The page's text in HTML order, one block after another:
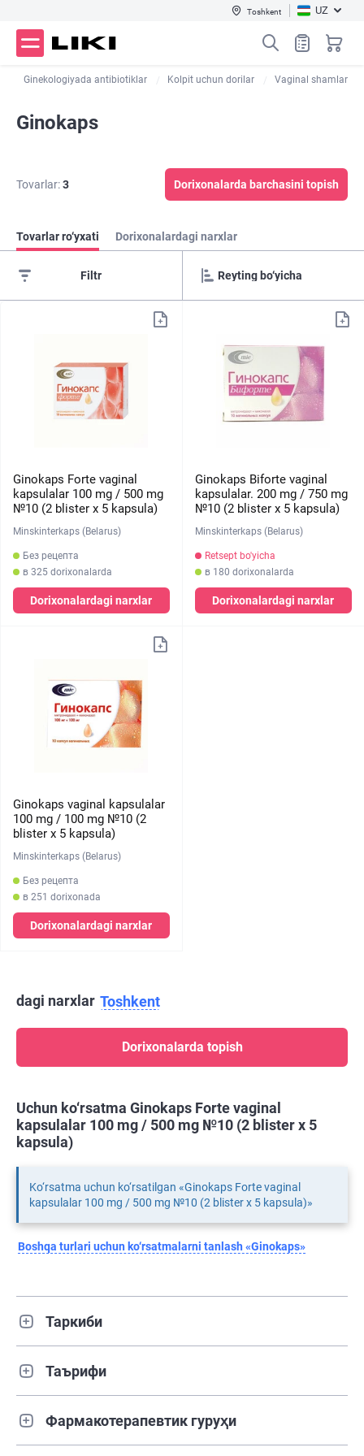
Toshkent UZ
Ginekologiyada antibiotiklar Kolpit uchun dorilar Vaginal shamlar
Ginokaps
Tovarlar:3 Dorixonalarda barchasini topish
Tovarlar ro‘yxati Dorixonalardagi narxlar
Filtr
Ginokaps Forte vaginal
kapsulalar 100 mg / 500 mg
№10 (2 blister х 5 kapsula)
Minskinterkaps (Belarus)
Без рецепта
в 325 dorixonalarda
Dorixonalardagi narxlar
Ginokaps Biforte vaginal
kapsulalar. 200 mg / 750 mg
№10 (2 blister х 5 kapsula)
Minskinterkaps (Belarus)
Retsept bo'yicha
в 180 dorixonalarda
Dorixonalardagi narxlar
Ginokaps vaginal kapsulalar
100 mg / 100 mg №10 (2
blister х 5 kapsula)
Minskinterkaps (Belarus)
Без рецепта
в 251 dorixonada
Dorixonalardagi narxlar
dagi narxlar Toshkent
Dorixonalarda topish
Uchun ko‘rsatma Ginokaps Forte vaginal
kapsulalar 100 mg / 500 mg №10 (2 blister х 5
kapsula)
Ko‘rsatma uchun ko‘rsatilgan «Ginokaps Forte vaginal
kapsulalar 100 mg / 500 mg №10 (2 blister х 5 kapsula)»
Boshqa turlari uchun ko‘rsatmalarni tanlash «Ginokaps»
Таркиби
Таърифи
Фармакотерапевтик гуруҳи